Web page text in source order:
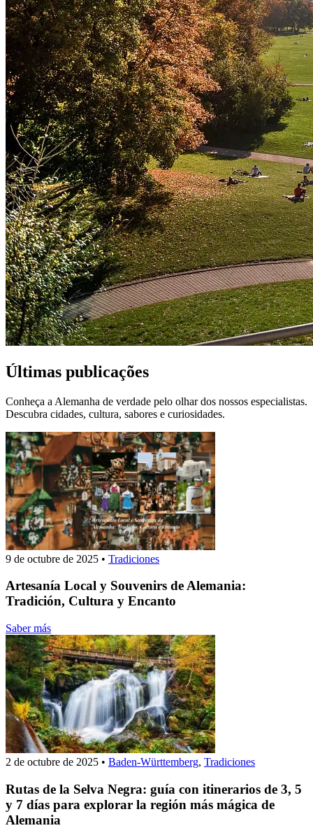
Últimas publicações
Conheça a Alemanha de verdade pelo olhar dos nossos especialistas.
Descubra cidades, cultura, sabores e curiosidades.
9 de octubre de 2025 • Tradiciones
Artesanía Local y Souvenirs de Alemania:
Tradición, Cultura y Encanto
Saber más
2 de octubre de 2025 • Baden-Württemberg, Tradiciones
Rutas de la Selva Negra: guía con itinerarios de 3, 5
y 7 días para explorar la región más mágica de
Alemania